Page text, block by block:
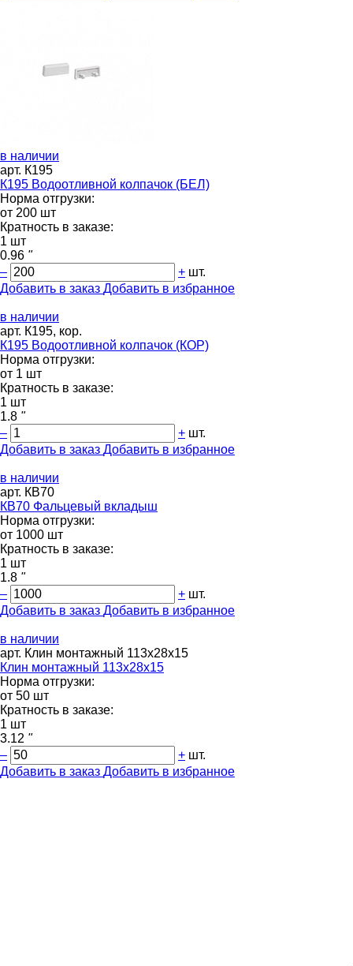
в наличии
арт. К195
К195 Водоотливной колпачок (БЕЛ)
Норма отгрузки:
от 200 шт
Кратность в заказе:
1 шт
0.96 "
–
+ шт.
Добавить в заказ Добавить в избранное
в наличии
арт. К195, кор.
К195 Водоотливной колпачок (КОР)
Норма отгрузки:
от 1 шт
Кратность в заказе:
1 шт
1.8 "
–
+ шт.
Добавить в заказ Добавить в избранное
в наличии
арт. КВ70
КВ70 Фальцевый вкладыш
Норма отгрузки:
от 1000 шт
Кратность в заказе:
1 шт
1.8 "
–
+ шт.
Добавить в заказ Добавить в избранное
в наличии
арт. Клин монтажный 113х28х15
Клин монтажный 113х28х15
Норма отгрузки:
от 50 шт
Кратность в заказе:
1 шт
3.12 "
–
+ шт.
Добавить в заказ Добавить в избранное